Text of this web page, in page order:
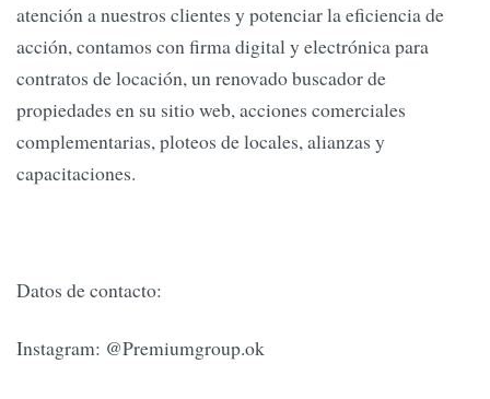
atención a nuestros clientes y potenciar la eficiencia de
acción, contamos con firma digital y electrónica para
contratos de locación, un renovado buscador de
propiedades en su sitio web, acciones comerciales
complementarias, ploteos de locales, alianzas y
capacitaciones.
Datos de contacto:
Instagram: @Premiumgroup.ok